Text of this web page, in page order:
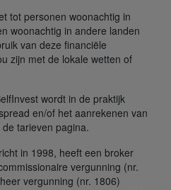
tot personen woonachtig in
woonachtig in andere landen
van deze financiële
zijn met de lokale wetten of
wordt in de praktijk
en/of het aanrekenen van
tarieven pagina.
in 1998, heeft een broker
vergunning (nr.
vergunning (nr. 1806)